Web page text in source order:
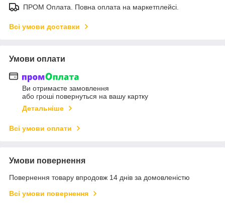
ПРОМ Оплата. Повна оплата на маркетплейсі.
Всі умови доставки
Умови оплати
Ви отримаєте замовлення
або гроші повернуться на вашу картку
Детальніше
Всі умови оплати
Умови повернення
Повернення товару впродовж 14 днів за домовленістю
Всі умови повернення